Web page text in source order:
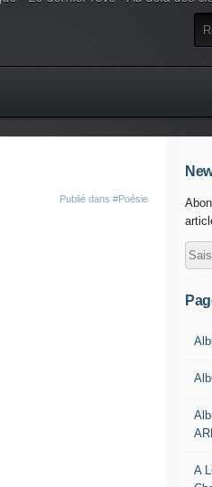
Publié dans #Poésie
A